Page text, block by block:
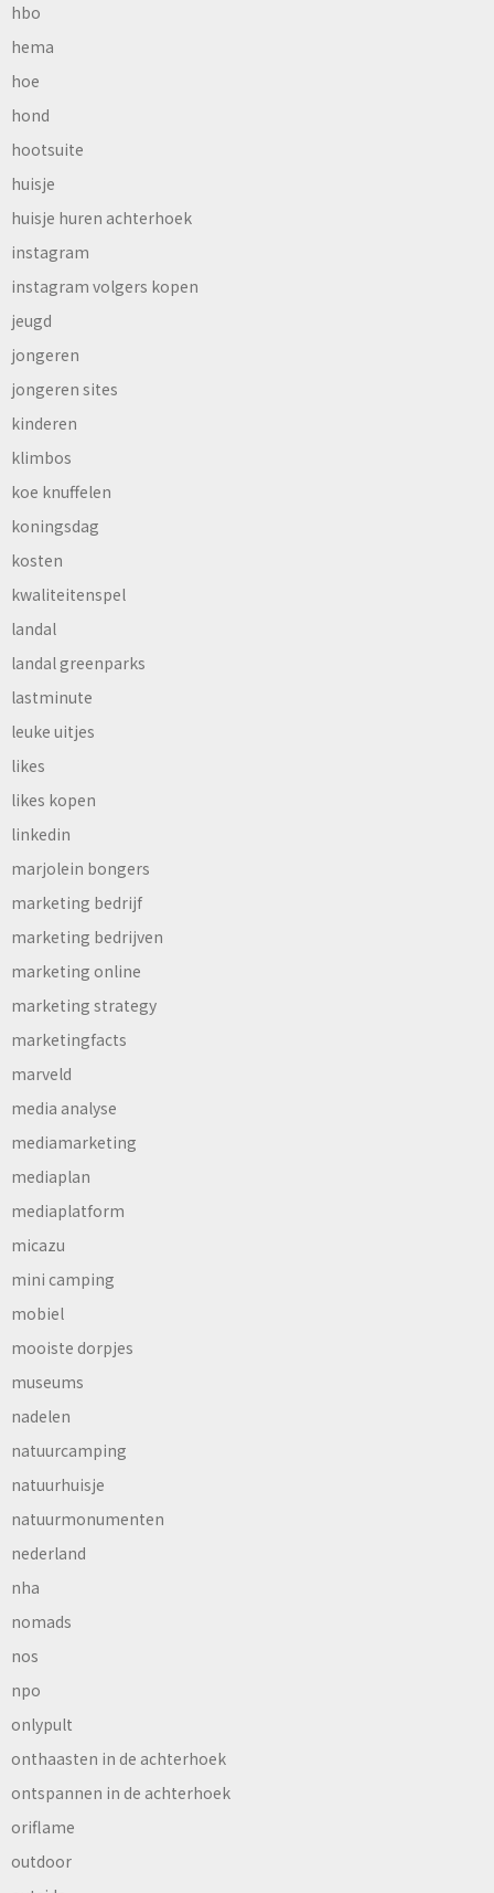
hbo
hema
hoe
hond
hootsuite
huisje
huisje huren achterhoek
instagram
instagram volgers kopen
jeugd
jongeren
jongeren sites
kinderen
klimbos
koe knuffelen
koningsdag
kosten
kwaliteitenspel
landal
landal greenparks
lastminute
leuke uitjes
likes
likes kopen
linkedin
marjolein bongers
marketing bedrijf
marketing bedrijven
marketing online
marketing strategy
marketingfacts
marveld
media analyse
mediamarketing
mediaplan
mediaplatform
micazu
mini camping
mobiel
mooiste dorpjes
museums
nadelen
natuurcamping
natuurhuisje
natuurmonumenten
nederland
nha
nomads
nos
npo
onlypult
onthaasten in de achterhoek
ontspannen in de achterhoek
oriflame
outdoor